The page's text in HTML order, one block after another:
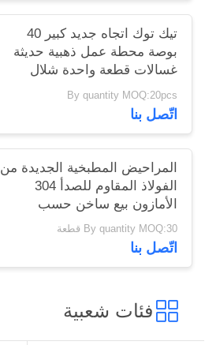
تيك توك اتجاه جديد كبير 40
بوصة محطة عمل ذهبية حديثة
غسالات قطعة واحدة شلال
صنبور 304 الفولاذ المقاوم للصدأ
غسالات المطبخ حوض العسل
البيونيكي غسالة المطبخ السوداء
By quantity MOQ:20pcs
اتّصل بنا
المراحيض المطبخية الجديدة من
الفولاذ المقاوم للصدأ 304
الأمازون بيع ساخن حسب
التجارية أعلى جبل المطبخ
المغسلة إيفير دي المطبخ
By quantity MOQ:30 قطعة
اتّصل بنا
فئات شعبية